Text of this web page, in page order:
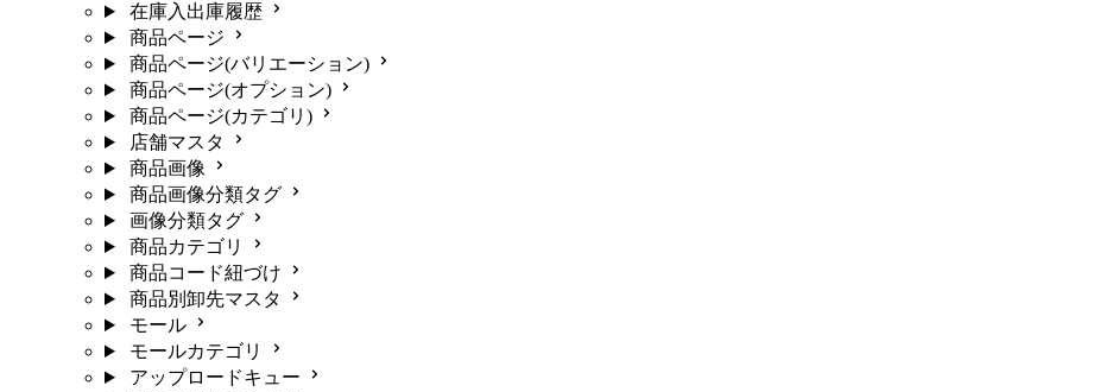
在庫入出庫履歴
商品ページ
商品ページ(バリエーション)
商品ページ(オプション)
商品ページ(カテゴリ)
店舗マスタ
商品画像
商品画像分類タグ
画像分類タグ
商品カテゴリ
商品コード紐づけ
商品別卸先マスタ
モール
モールカテゴリ
アップロードキュー